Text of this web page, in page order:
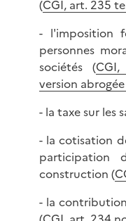
(CGI, art. 235
- l'imposition
personnes
sociétés (
version
- la taxe sur les
- la cotisation
participation
construction (
- la